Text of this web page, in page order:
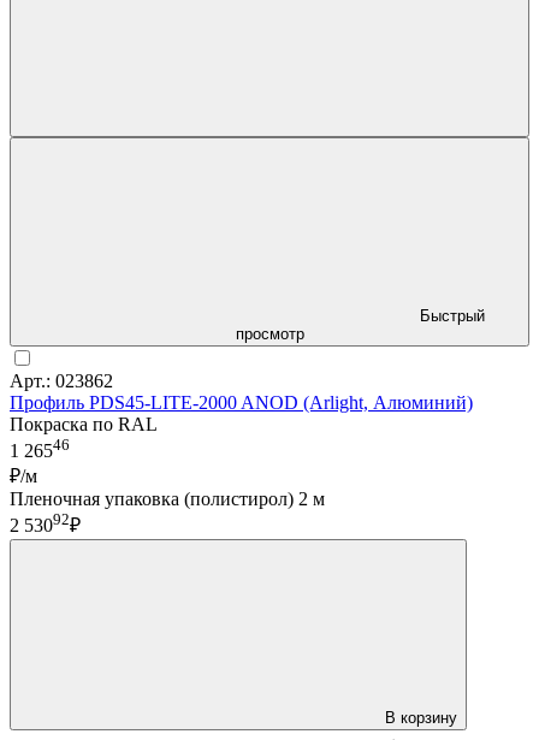
Быстрый
просмотр
Арт.: 023862
Профиль PDS45-LITE-2000 ANOD (Arlight, Алюминий)
Покраска по RAL
1 26546
₽/м
Пленочная упаковка (полистирол) 2 м
2 53092₽
В корзину